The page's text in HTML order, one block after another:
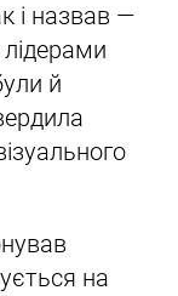
і назвав —
й
на